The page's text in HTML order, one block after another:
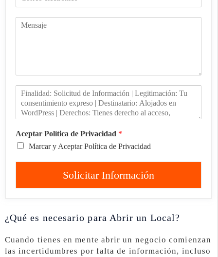
Aceptar Política de Privacidad *
Marcar y Aceptar Política de Privacidad
Solicitar Información
¿Qué es necesario para Abrir un Local?
Cuando tienes en mente abrir un negocio comienzan
las incertidumbres por falta de información, incluso